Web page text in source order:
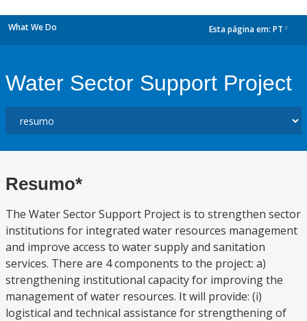
What We Do Esta página em: PT
Water Sector Support Project
Resumo*
The Water Sector Support Project is to strengthen sector
institutions for integrated water resources management
and improve access to water supply and sanitation
services. There are 4 components to the project: a)
strengthening institutional capacity for improving the
management of water resources. It will provide: (i)
logistical and technical assistance for strengthening of